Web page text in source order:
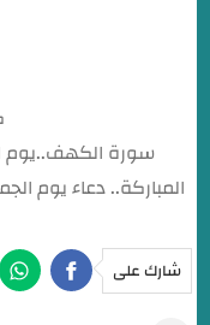
سورة الكهف..يوم
المباركة.. دعاء يوم
شارك على